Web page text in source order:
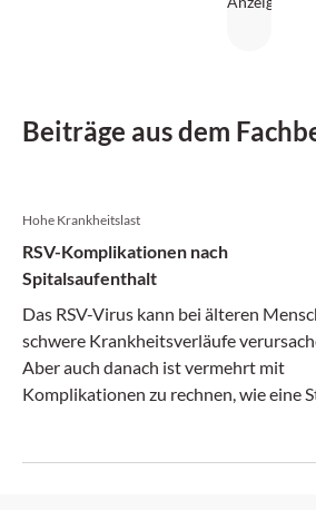
Beiträge aus dem
Hohe Krankheitslast
RSV-Komplikationen nach
Spitalsaufenthalt
Das RSV-Virus kann bei älteren
schwere Krankheitsverläufe
Aber auch danach ist vermehrt mit
Komplikationen zu rechnen, wie eine